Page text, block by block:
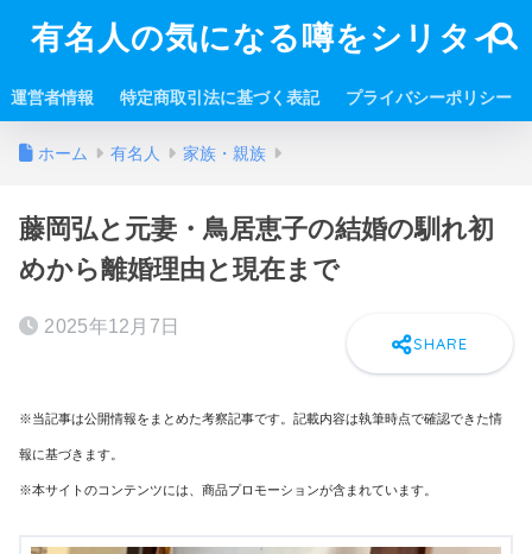
有名人の気になる噂をシリタイ
運営者情報 特定商取引法に基づく表記 プライバシーポリシー
ホーム 有名人 家族・親族
藤岡弘と元妻・鳥居恵子の結婚の馴れ初
めから離婚理由と現在まで
2025年12月7日
※当記事は公開情報をまとめた考察記事です。記載内容は執筆時点で確認できた情
報に基づきます。
※本サイトのコンテンツには、商品プロモーションが含まれています。